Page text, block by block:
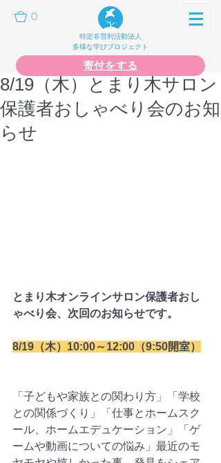
0
特定非営利活動法人
多様な学びプロジェクト
寄付をする
8/19（木）とまり木サロン
保護者おしゃべり会のお知
らせ
とまり木オンラインサロン保護者おし
ゃべり会、次回のお知らせです。
8/19（木）10:00～12:00（9:50開室）
「子どもや家族との関わり方」「学校
との関係づくり」「仕事とホームスク
ール、ホームエデュケーション」「ゲ
ームや動画についての悩み」最近のモ